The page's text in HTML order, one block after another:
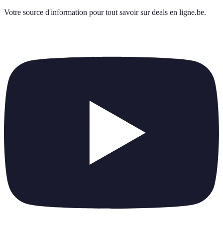
Votre source d'information pour tout savoir sur deals en ligne.be.